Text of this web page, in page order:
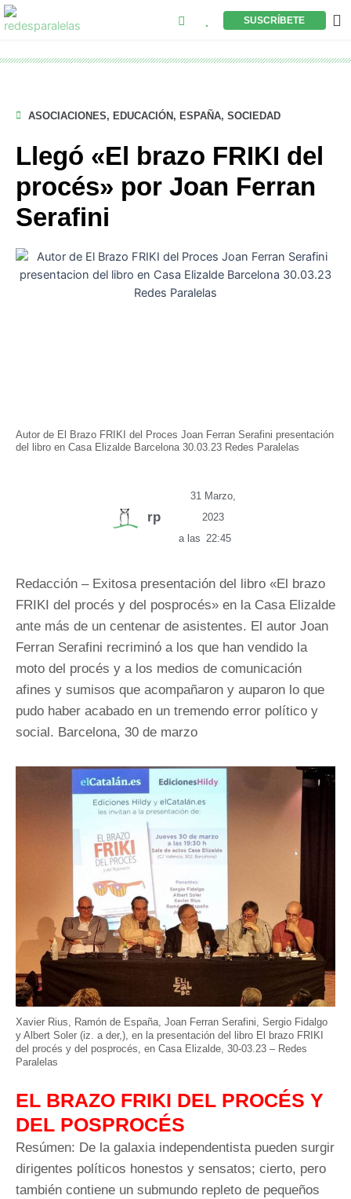
Ir
al
BuscarSUSCRÍBETE
ASOCIACIONES, EDUCACIÓN, ESPAÑA, SOCIEDAD
Llegó «El brazo FRIKI del
procés» por Joan Ferran
Serafini
Autor de El Brazo FRIKI del Proces Joan Ferran Serafini presentación
del libro en Casa Elizalde Barcelona 30.03.23 Redes Paralelas
rp
31 Marzo,
2023
a las 22:45
Redacción – Exitosa presentación del libro «El brazo
FRIKI del procés y del posprocés» en la Casa Elizalde
ante más de un centenar de asistentes. El autor Joan
Ferran Serafini recriminó a los que han vendido la
moto del procés y a los medios de comunicación
afines y sumisos que acompañaron y auparon lo que
pudo haber acabado en un tremendo error político y
social. Barcelona, 30 de marzo
Xavier Rius, Ramón de España, Joan Ferran Serafini, Sergio Fidalgo
y Albert Soler (iz. a der,), en la presentación del libro El brazo FRIKI
del procés y del posprocés, en Casa Elizalde, 30-03.23 – Redes
Paralelas
EL BRAZO FRIKI DEL PROCÉS Y
DEL POSPROCÉS
Resúmen: De la galaxia independentista pueden surgir
dirigentes políticos honestos y sensatos; cierto, pero
también contiene un submundo repleto de pequeños